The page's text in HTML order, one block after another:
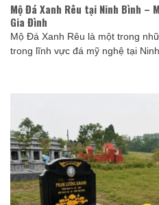
Mộ Đá Xanh Rêu tại Ninh Bình –
Gia Đình
Mộ Đá Xanh Rêu là một trong
trong lĩnh vực đá mỹ nghệ tại